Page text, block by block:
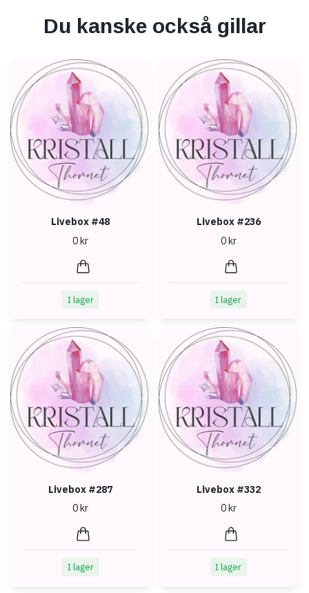
Du kanske också gillar
Livebox #48
0 kr
I lager
Livebox #236
0 kr
I lager
Livebox #287
0 kr
I lager
Livebox #332
0 kr
I lager